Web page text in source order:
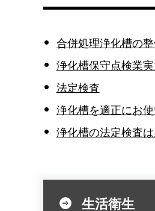
合併処理浄化槽の
浄化槽保守点検業
法定検査
浄化槽を適正にお
浄化槽の法定検査
生活衛生